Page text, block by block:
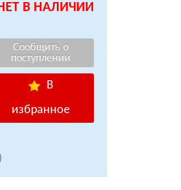
В НАЛИЧИИ
В
избранное